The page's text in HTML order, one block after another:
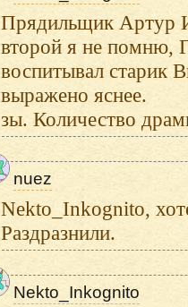
Прядильщик Артур
второй я не помню,
воспитывал старик
выражено яснее.
зы. Количество
nuez
Nekto_Inkognito,
Раздразнили.
Nekto_Inkognito